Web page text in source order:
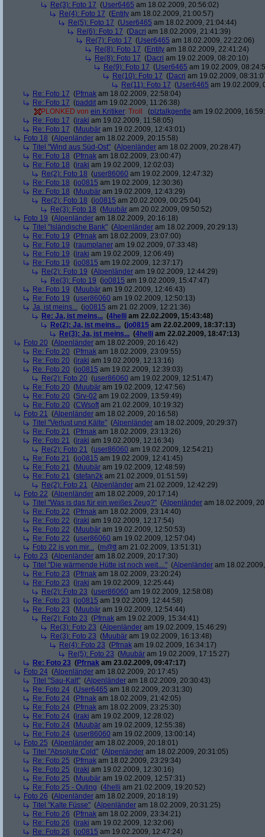
Re(3): Foto 17 (User6465 am 18.02.2009, 20:56:02)
Re(4): Foto 17 (Entity am 18.02.2009, 21:00:57)
Re(5): Foto 17 (User6465 am 18.02.2009, 21:04:44)
Re(6): Foto 17 (Dacri am 18.02.2009, 21:41:39)
Re(7): Foto 17 (User6465 am 18.02.2009, 22:22:06)
Re(8): Foto 17 (Entity am 18.02.2009, 22:41:24)
Re(8): Foto 17 (Dacri am 19.02.2009, 08:20:10)
Re(9): Foto 17 (User6465 am 19.02.2009,
Re(10): Foto 17 (Dacri am 19.02.2009,
Re(11): Foto 17 (User6465 am 19.02.2009,
Re: Foto 17 (Pfrnak am 18.02.2009, 22:58:04)
Re: Foto 17 (paddit am 19.02.2009, 11:26:38)
PLONKED von ein Kritiker: Troll (plztalkgentle am 19.02.2009,
Re: Foto 17 (iraki am 19.02.2009, 11:58:05)
Re: Foto 17 (Muubär am 19.02.2009, 12:43:01)
Foto 18 (Alpenländer am 18.02.2009, 20:15:58)
Titel "Wind aus Süd-Ost" (Alpenländer am 18.02.2009, 20:28:47)
Re: Foto 18 (Pfrnak am 18.02.2009, 23:00:47)
Re: Foto 18 (iraki am 19.02.2009, 12:02:03)
Re(2): Foto 18 (user86060 am 19.02.2009, 12:47:32)
Re: Foto 18 (jo0815 am 19.02.2009, 12:30:36)
Re: Foto 18 (Muubär am 19.02.2009, 12:43:29)
Re(2): Foto 18 (jo0815 am 20.02.2009, 00:25:04)
Re(3): Foto 18 (Muubär am 20.02.2009, 09:50:52)
Foto 19 (Alpenländer am 18.02.2009, 20:16:18)
Titel "Isländische Bank" (Alpenländer am 18.02.2009, 20:29:13)
Re: Foto 19 (Pfrnak am 18.02.2009, 23:07:00)
Re: Foto 19 (raumplaner am 19.02.2009, 07:33:48)
Re: Foto 19 (iraki am 19.02.2009, 12:06:49)
Re: Foto 19 (jo0815 am 19.02.2009, 12:37:17)
Re(2): Foto 19 (Alpenländer am 19.02.2009, 12:44:29)
Re(3): Foto 19 (jo0815 am 19.02.2009, 15:47:47)
Re: Foto 19 (Muubär am 19.02.2009, 12:46:43)
Re: Foto 19 (user86060 am 19.02.2009, 12:50:13)
Ja, ist meins... (jo0815 am 21.02.2009, 12:21:36)
Re: Ja, ist meins... (4helli am 22.02.2009, 15:43:48)
Re(2): Ja, ist meins... (jo0815 am 22.02.2009, 18:37:13)
Re(3): Ja, ist meins... (4helli am 22.02.2009, 18:47:13)
Foto 20 (Alpenländer am 18.02.2009, 20:16:42)
Re: Foto 20 (Pfrnak am 18.02.2009, 23:09:55)
Re: Foto 20 (iraki am 19.02.2009, 12:13:16)
Re: Foto 20 (jo0815 am 19.02.2009, 12:39:03)
Re(2): Foto 20 (user86060 am 19.02.2009, 12:51:47)
Re: Foto 20 (Muubär am 19.02.2009, 12:47:56)
Re: Foto 20 (Srv-02 am 19.02.2009, 13:59:49)
Re: Foto 20 (CWsoft am 21.02.2009, 10:19:32)
Foto 21 (Alpenländer am 18.02.2009, 20:16:58)
Titel "Verlust und Kälte" (Alpenländer am 18.02.2009, 20:29:37)
Re: Foto 21 (Pfrnak am 18.02.2009, 23:13:26)
Re: Foto 21 (iraki am 19.02.2009, 12:16:34)
Re(2): Foto 21 (user86060 am 19.02.2009, 12:54:21)
Re: Foto 21 (jo0815 am 19.02.2009, 12:41:45)
Re: Foto 21 (Muubär am 19.02.2009, 12:48:59)
Re: Foto 21 (stefan2k am 21.02.2009, 01:51:59)
Re(2): Foto 21 (Alpenländer am 21.02.2009, 12:42:29)
Foto 22 (Alpenländer am 18.02.2009, 20:17:14)
Titel "Was is das für ein weißes Zeug?" (Alpenländer am 18.02.2009,
Re: Foto 22 (Pfrnak am 18.02.2009, 23:14:40)
Re: Foto 22 (iraki am 19.02.2009, 12:17:54)
Re: Foto 22 (Muubär am 19.02.2009, 12:50:53)
Re: Foto 22 (user86060 am 19.02.2009, 12:57:04)
Foto 22 is von mir... (m@tt am 21.02.2009, 13:51:31)
Foto 23 (Alpenländer am 18.02.2009, 20:17:30)
Titel "Die wärmende Hütte ist noch weit...." (Alpenländer am
Re: Foto 23 (Pfrnak am 18.02.2009, 23:20:24)
Re: Foto 23 (iraki am 19.02.2009, 12:25:44)
Re(2): Foto 23 (user86060 am 19.02.2009, 12:58:08)
Re: Foto 23 (jo0815 am 19.02.2009, 12:44:58)
Re: Foto 23 (Muubär am 19.02.2009, 12:54:44)
Re(2): Foto 23 (Pfrnak am 19.02.2009, 15:34:41)
Re(3): Foto 23 (Alpenländer am 19.02.2009, 15:46:29)
Re(3): Foto 23 (Muubär am 19.02.2009, 16:13:48)
Re(4): Foto 23 (Pfrnak am 19.02.2009, 16:34:17)
Re(5): Foto 23 (Muubär am 19.02.2009, 17:15:27)
Re: Foto 23 (Pfrnak am 23.02.2009, 09:47:17)
Foto 24 (Alpenländer am 18.02.2009, 20:17:45)
Titel "Sau-Kalt" (Alpenländer am 18.02.2009, 20:30:43)
Re: Foto 24 (User6465 am 18.02.2009, 20:31:30)
Re: Foto 24 (Pfrnak am 18.02.2009, 21:42:05)
Re: Foto 24 (Pfrnak am 18.02.2009, 23:25:30)
Re: Foto 24 (iraki am 19.02.2009, 12:28:02)
Re: Foto 24 (Muubär am 19.02.2009, 12:55:38)
Re: Foto 24 (user86060 am 19.02.2009, 13:00:14)
Foto 25 (Alpenländer am 18.02.2009, 20:18:01)
Titel "Absolute Cold" (Alpenländer am 18.02.2009, 20:31:05)
Re: Foto 25 (Pfrnak am 18.02.2009, 23:29:34)
Re: Foto 25 (iraki am 19.02.2009, 12:30:16)
Re: Foto 25 (Muubär am 19.02.2009, 12:57:31)
Re: Foto 25 - Outing (4helli am 21.02.2009, 19:20:52)
Foto 26 (Alpenländer am 18.02.2009, 20:18:19)
Titel "Kalte Füsse" (Alpenländer am 18.02.2009, 20:31:25)
Re: Foto 26 (Pfrnak am 18.02.2009, 23:34:21)
Re: Foto 26 (iraki am 19.02.2009, 12:32:06)
Re: Foto 26 (jo0815 am 19.02.2009, 12:47:24)